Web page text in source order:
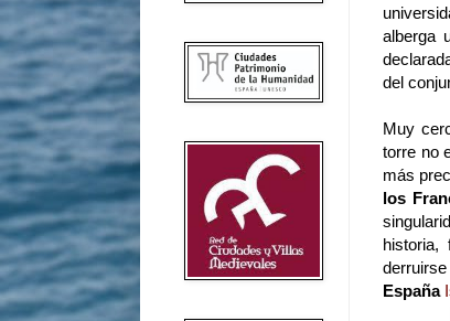
alberga
del
Muy
torre no
más
los
historia,
España